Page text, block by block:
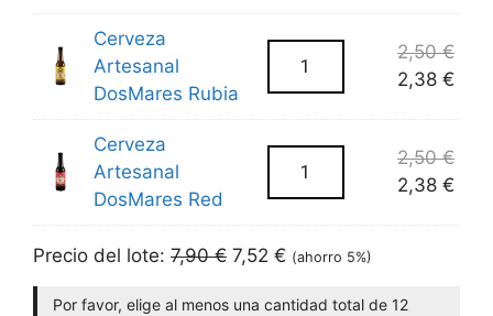
Cerveza
Artesanal
DosMares Rubia
2,50€
2,38 €
Cerveza
Artesanal
DosMares Red
2,50€
2,38 €
Precio del lote: 7,90€ 7,52 € (ahorro 5%)
Por favor, elige al menos una cantidad total de 12